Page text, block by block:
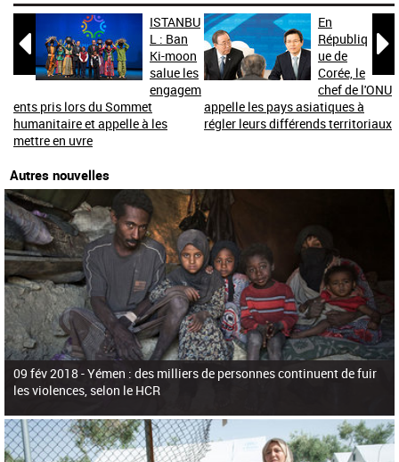

ISTANBU
L : Ban
Ki-moon
salue les
engagem
ents pris lors du Sommet
humanitaire et appelle à les
mettre en uvre

En
Républiq
ue de
Corée, le
chef de l'ONU
appelle les pays asiatiques à
régler leurs différends territoriaux
Autres nouvelles
09 fév 2018 -Yémen : des milliers de personnes continuent de fuir
les violences, selon le HCR